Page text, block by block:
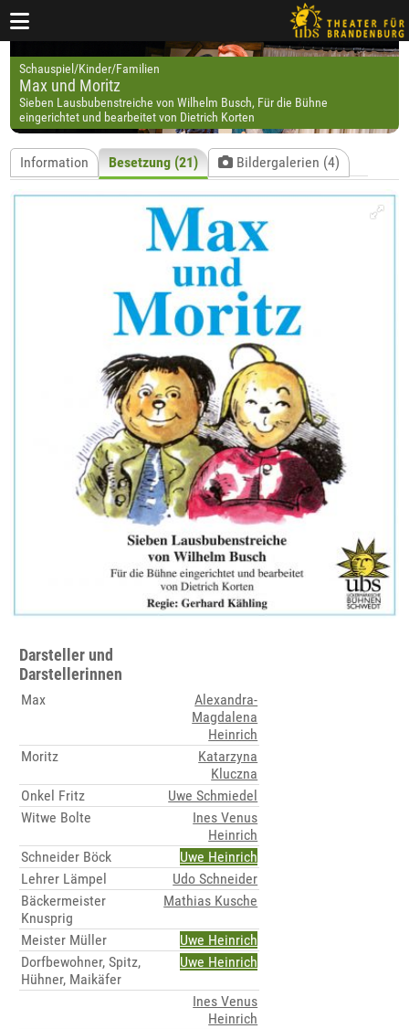
Schauspiel/Kinder/Familien
Max und Moritz
Sieben Lausbubenstreiche von Wilhelm Busch, Für die Bühne
eingerichtet und bearbeitet von Dietrich Korten
Information Besetzung (21) Bildergalerien (4)
Darsteller und
Darstellerinnen
Max
Alexandra-
Magdalena
Heinrich
Moritz
Katarzyna
Kluczna
Onkel Fritz
Uwe Schmiedel
Witwe Bolte
Ines Venus
Heinrich
Schneider Böck
Uwe Heinrich
Lehrer Lämpel
Udo Schneider
Bäckermeister
Knusprig
Mathias Kusche
Meister Müller
Uwe Heinrich
Dorfbewohner, Spitz,
Hühner, Maikäfer
Uwe Heinrich
Ines Venus
Heinrich